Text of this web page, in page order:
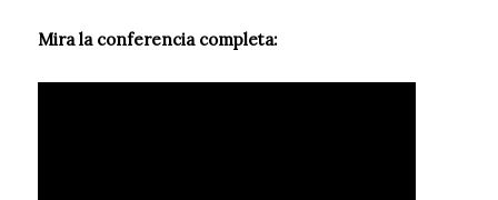
Mira la conferencia completa: